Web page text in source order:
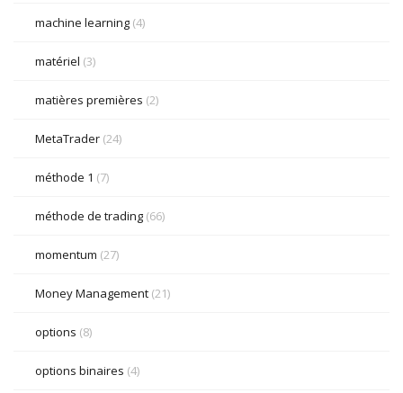
machine learning (4)
matériel (3)
matières premières (2)
MetaTrader (24)
méthode 1 (7)
méthode de trading (66)
momentum (27)
Money Management (21)
options (8)
options binaires (4)